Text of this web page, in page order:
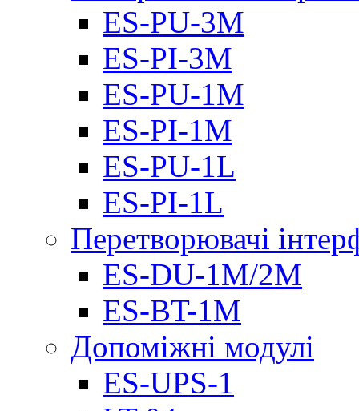
ES-PU-3M
ES-PI-3M
ES-PU-1M
ES-PI-1M
ES-PU-1L
ES-PI-1L
Перетворювачі
ES-DU-1M/2M
ES-BT-1M
Допоміжні модулі
ES-UPS-1